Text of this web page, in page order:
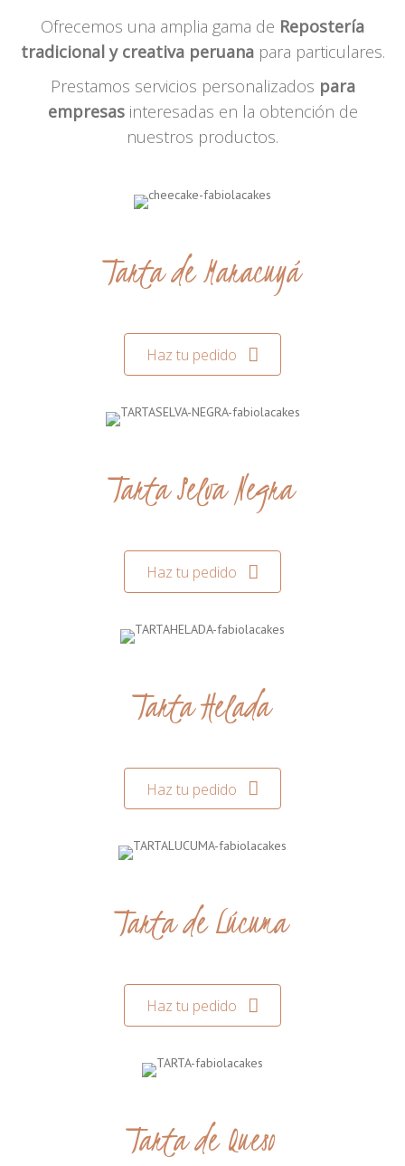
Ofrecemos una amplia gama de Repostería
tradicional y creativa peruanapara particulares.
Prestamos servicios personalizados para
empresasinteresadas en la obtención de
nuestros productos.
Tarta de Maracuyá
Haz tu pedido
Tarta Selva Negra
Haz tu pedido
Tarta Helada
Haz tu pedido
Tarta de Lúcuma
Haz tu pedido
Tarta de Queso